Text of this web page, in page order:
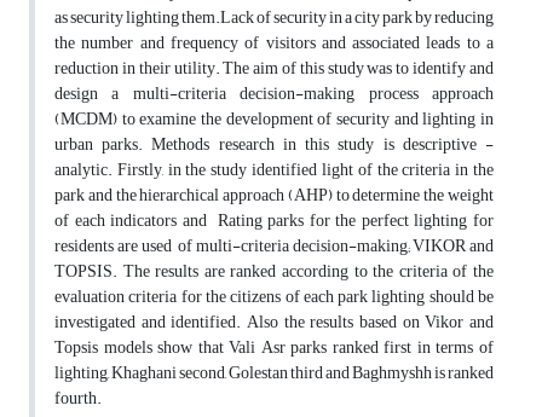
as security lighting them.Lack of security in a city park by reducing
the number and frequency of visitors and associated leads to a
reduction in their utility. The aim of this study was to identify and
design a multi-criteria decision-making process approach
(MCDM) to examine the development of security and lighting in
urban parks. Methods research in this study is descriptive -
analytic. Firstly, in the study identified light of the criteria in the
park and the hierarchical approach (AHP) to determine the weight
of each indicators and Rating parks for the perfect lighting for
residents are used of multi-criteria decision-making; VIKOR and
TOPSIS. The results are ranked according to the criteria of the
evaluation criteria for the citizens of each park lighting should be
investigated and identified. Also the results based on Vikor and
Topsis models show that Vali Asr parks ranked first in terms of
lighting, Khaghani second, Golestan third and Baghmyshh is ranked
fourth.